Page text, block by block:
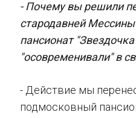
- Почему вы решили
стародавней
пансионат
"осовременивали" в
- Действие мы
подмосковный